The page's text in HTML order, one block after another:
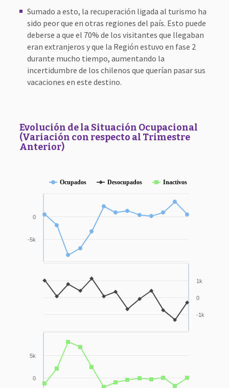
Sumado a esto, la recuperación ligada al turismo ha
sido peor que en otras regiones del país. Esto puede
deberse a que el 70% de los visitantes que llegaban
eran extranjeros y que la Región estuvo en fase 2
durante mucho tiempo, aumentando la
incertidumbre de los chilenos que querían pasar sus
vacaciones en este destino.
Evolución de la Situación Ocupacional
(Variación con respecto al Trimestre
Anterior)
Ocupados Desocupados Inactivos
-5k
0
-1k
0
1k
0
5k